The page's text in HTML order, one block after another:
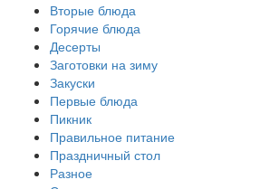
Вторые блюда
Горячие блюда
Десерты
Заготовки на зиму
Закуски
Первые блюда
Пикник
Правильное питание
Праздничный стол
Разное